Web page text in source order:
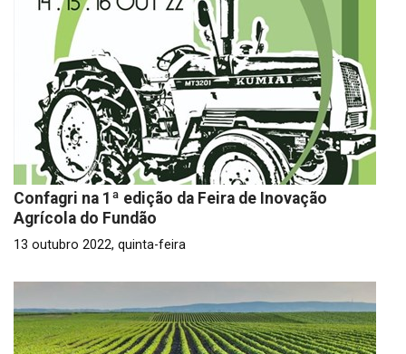
Confagri na 1ª edição da Feira de Inovação
Agrícola do Fundão
13 outubro 2022, quinta-feira